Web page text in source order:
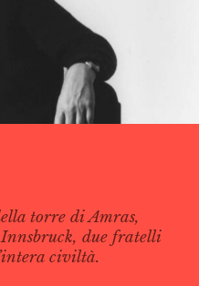
torre di Amras,
due fratelli
civiltà.